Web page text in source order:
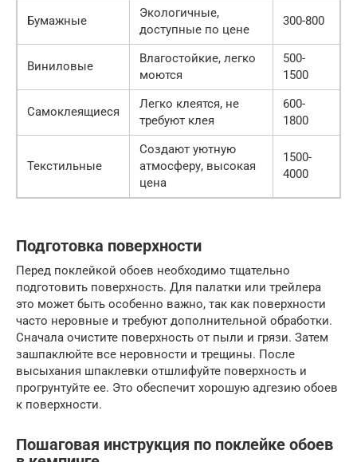
Бумажные
Экологичные,
доступные по цене
300-800
Виниловые
Влагостойкие, легко
моются
500-
1500
Самоклеящиеся
Легко клеятся, не
требуют клея
600-
1800
Текстильные
Создают уютную
атмосферу, высокая
цена
1500-
4000
Подготовка поверхности
Перед поклейкой обоев необходимо тщательно
подготовить поверхность. Для палатки или трейлера
это может быть особенно важно, так как поверхности
часто неровные и требуют дополнительной обработки.
Сначала очистите поверхность от пыли и грязи. Затем
зашпаклюйте все неровности и трещины. После
высыхания шпаклевки отшлифуйте поверхность и
прогрунтуйте ее. Это обеспечит хорошую адгезию обоев
к поверхности.
Пошаговая инструкция по поклейке обоев